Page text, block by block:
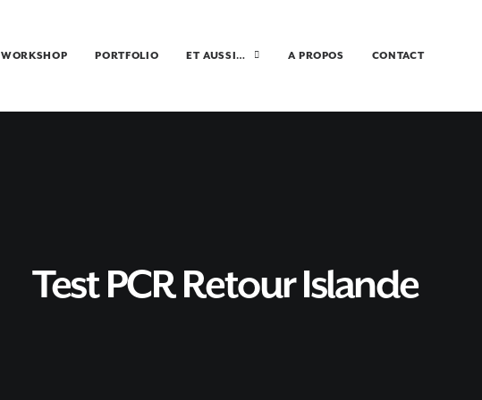
WORKSHOP PORTFOLIO ET AUSSI… A PROPOS CONTACT
Test PCR Retour Islande